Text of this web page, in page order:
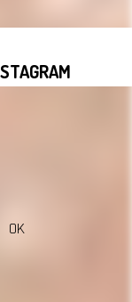
OK